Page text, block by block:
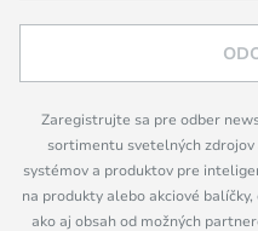
Zaregistrujte sa pre odber
sortimentu svetelných
systémov a produktov pre
na produkty alebo akciové
ako aj obsah od možných